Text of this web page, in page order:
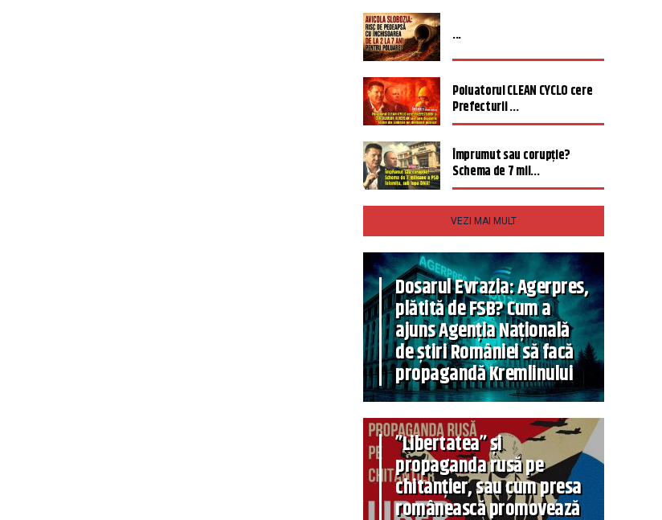
...
Poluatorul CLEAN CYCLO cere
Prefecturii ...
Împrumut sau corupție?
Schema de 7 mil...
VEZI MAI MULT
Dosarul Evrazia: Agerpres,
plătită de FSB? Cum a
ajuns Agenția Națională
de știri României să facă
propagandă Kremlinului
”Libertatea” și
propaganda rusă pe
chitanțier, sau cum presa
românească promovează